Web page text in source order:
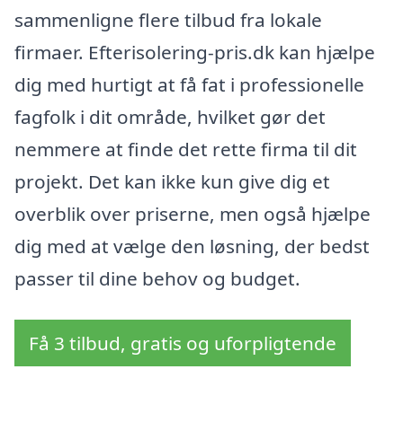
sammenligne flere tilbud fra lokale
firmaer. Efterisolering-pris.dk kan hjælpe
dig med hurtigt at få fat i professionelle
fagfolk i dit område, hvilket gør det
nemmere at finde det rette firma til dit
projekt. Det kan ikke kun give dig et
overblik over priserne, men også hjælpe
dig med at vælge den løsning, der bedst
passer til dine behov og budget.
Få 3 tilbud, gratis og uforpligtende